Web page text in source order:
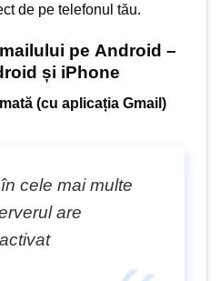
de pe telefonul tău.
pe Android –
și iPhone
(cu aplicația Gmail)
cele mai multe
are